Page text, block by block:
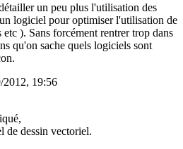
un peu plus l'utilisation des
logiciel pour optimiser l'utilisation de
). Sans forcément rentrer trop dans
qu'on sache quels logiciels sont
2012, 19:56
de dessin vectoriel.